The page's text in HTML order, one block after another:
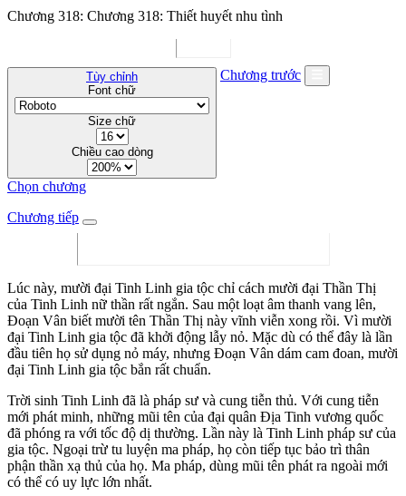
Chương 318: Chương 318: Thiết huyết nhu tình
Tùy chỉnh
Font chữ
Size chữ
Chiều cao dòng
Chương trước
Chọn chương
Chương tiếp
Lúc này, mười đại Tinh Linh gia tộc chỉ cách mười đại Thần Thị
của Tinh Linh nữ thần rất ngắn. Sau một loạt âm thanh vang lên,
Đoạn Vân biết mười tên Thần Thị này vĩnh viễn xong rồi. Vì mười
đại Tinh Linh gia tộc đã khởi động lẫy nỏ. Mặc dù có thể đây là lần
đầu tiên họ sử dụng nỏ máy, nhưng Đoạn Vân dám cam đoan, mười
đại Tinh Linh gia tộc bắn rất chuẩn.
Trời sinh Tinh Linh đã là pháp sư và cung tiễn thủ. Với cung tiễn
mới phát minh, những mũi tên của đại quân Địa Tinh vương quốc
đã phóng ra với tốc độ dị thường. Lần này là Tinh Linh pháp sư của
gia tộc. Ngoại trừ tu luyện ma pháp, họ còn tiếp tục bảo trì thân
phận thần xạ thủ của họ. Ma pháp, dùng mũi tên phát ra ngoài mới
có thể có uy lực lớn nhất.